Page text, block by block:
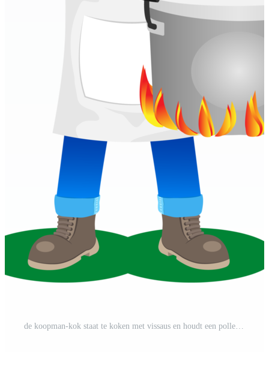
de koopman-kok staat te koken met vissaus en houdt een pollepel vast om het eten te proeven. Gratis PNG